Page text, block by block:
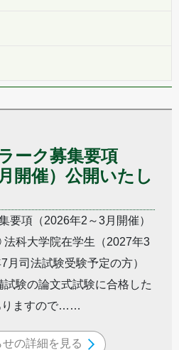
ーク募集要項
開催）公開いたし
要項（2026年2～3月開催）
科大学院在学生（2027年3
月司法試験受験予定の方）
験の論文式試験に合格した
りますので……
の詳細を見る